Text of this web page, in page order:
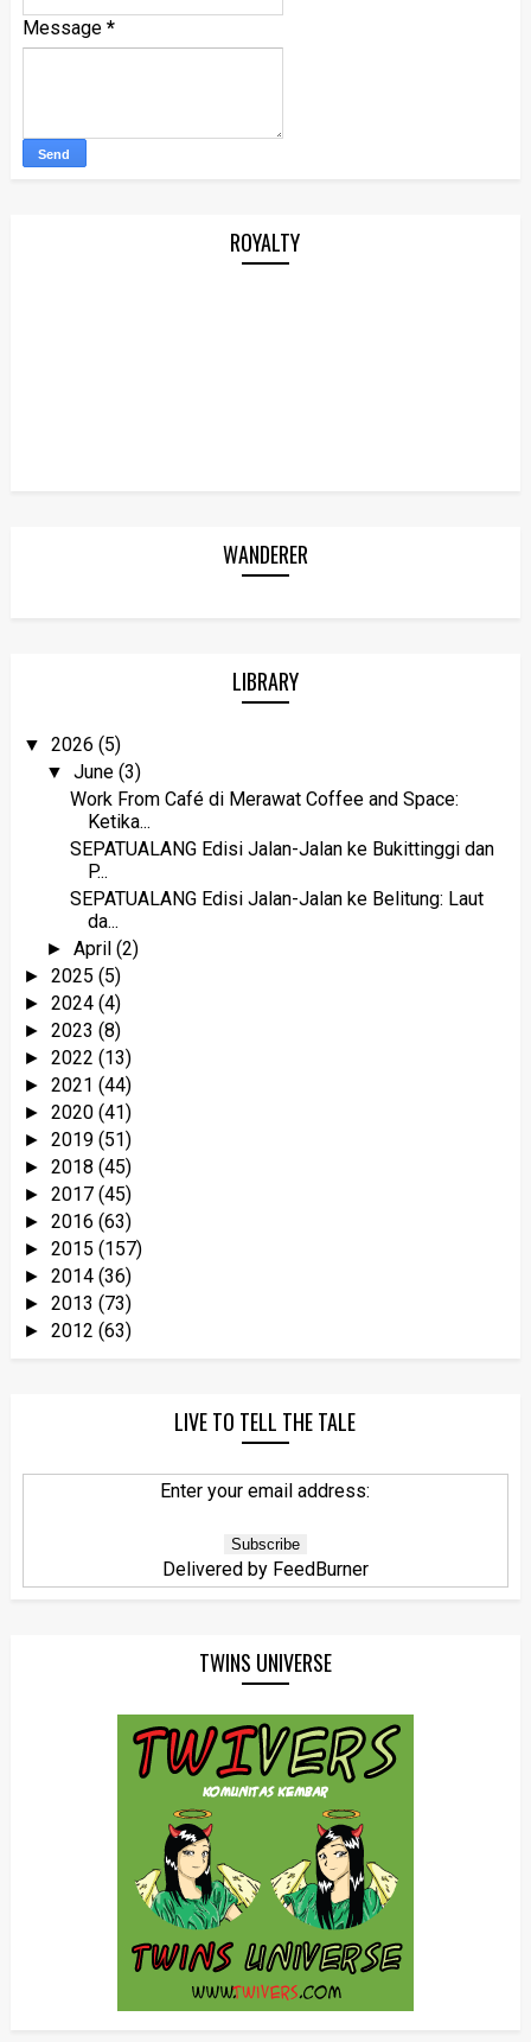
Message *
ROYALTY
WANDERER
LIBRARY
▼ 2026 (5)
▼June(3)
Work From Café di Merawat Coffee and Space:
Ketika...
SEPATUALANG Edisi Jalan-Jalan ke Bukittinggi dan
P...
SEPATUALANG Edisi Jalan-Jalan ke Belitung: Laut
da...
►April(2)
► 2025 (5)
► 2024 (4)
► 2023 (8)
► 2022 (13)
► 2021 (44)
► 2020 (41)
► 2019 (51)
► 2018 (45)
► 2017 (45)
► 2016 (63)
► 2015 (157)
► 2014 (36)
► 2013 (73)
► 2012 (63)
LIVE TO TELL THE TALE
Enter your email address:
Delivered by FeedBurner
TWINS UNIVERSE